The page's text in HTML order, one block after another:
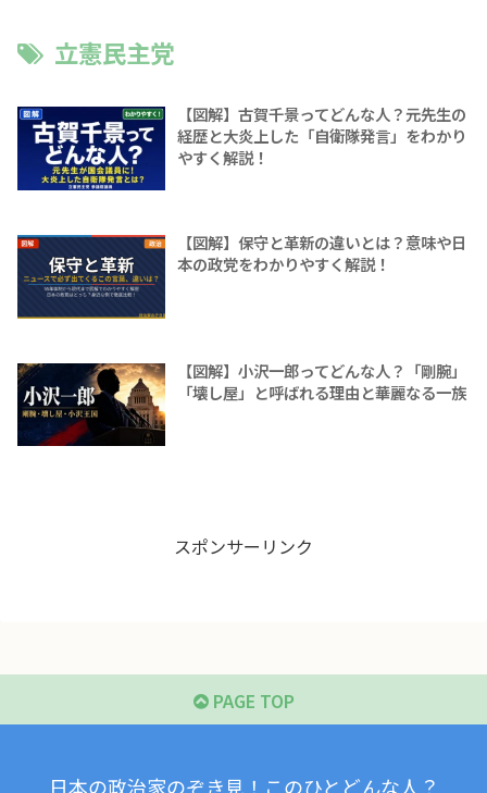
立憲民主党
【図解】古賀千景ってどんな人？元先生の
経歴と大炎上した「自衛隊発言」をわかり
やすく解説！
【図解】保守と革新の違いとは？意味や日
本の政党をわかりやすく解説！
【図解】小沢一郎ってどんな人？「剛腕」
「壊し屋」と呼ばれる理由と華麗なる一族
スポンサーリンク
PAGE TOP
日本の政治家のぞき見！このひとどんな人？